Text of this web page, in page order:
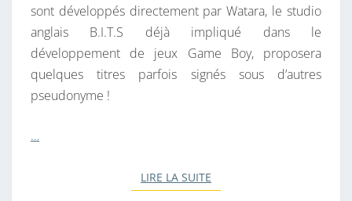
sont développés directement par Watara, le studio
anglais B.I.T.S déjà impliqué dans le
développement de jeux Game Boy, proposera
quelques titres parfois signés sous d’autres
pseudonyme !
…
LIRE LA SUITE